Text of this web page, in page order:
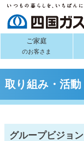
ご家庭
のお客さま
取り組み・活動
グループビジョ